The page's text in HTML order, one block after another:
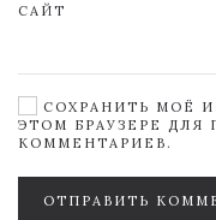
САЙТ
СОХРАНИТЬ МОЁ
ЭТОМ БРАУЗЕРЕ
КОММЕНТАРИЕВ.
ОТПРАВИТЬ